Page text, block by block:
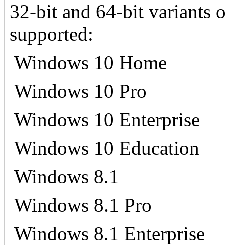
32-bit and 64-bit variants
supported:
Windows 10 Home
Windows 10 Pro
Windows 10 Enterprise
Windows 10 Education
Windows 8.1
Windows 8.1 Pro
Windows 8.1 Enterprise